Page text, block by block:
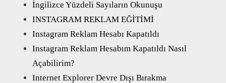
İngilizce Yüzdeli Sayıların Okunuşu
INSTAGRAM REKLAM EĞİTİMİ
Instagram Reklam Hesabı Kapatıldı
Instagram Reklam Hesabım Kapatıldı Nasıl
Açabilirim?
Internet Explorer Devre Dışı Bırakma